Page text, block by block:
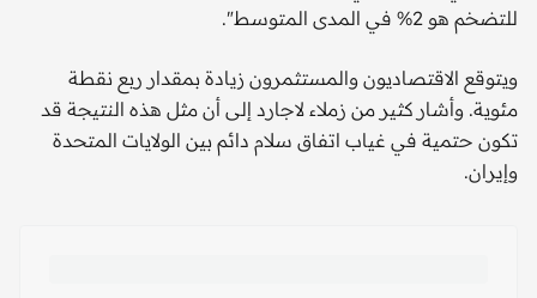
للتضخم هو 2% في المدى المتوسط".
ويتوقع الاقتصاديون والمستثمرون زيادة بمقدار ربع نقطة
مئوية. وأشار كثير من زملاء لاجارد إلى أن مثل هذه النتيجة قد
تكون حتمية في غياب اتفاق سلام دائم بين الولايات المتحدة
وإيران.